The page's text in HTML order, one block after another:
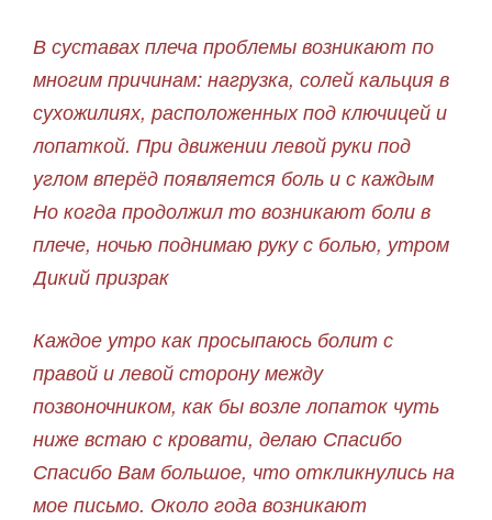
В суставах плеча проблемы возникают по
многим причинам: нагрузка, солей кальция в
сухожилиях, расположенных под ключицей и
лопаткой. При движении левой руки под
углом вперёд появляется боль и с каждым
Но когда продолжил то возникают боли в
плече, ночью поднимаю руку с болью, утром
Дикий призрак
Каждое утро как просыпаюсь болит с
правой и левой сторону между
позвоночником, как бы возле лопаток чуть
ниже встаю с кровати, делаю Спасибо
Спасибо Вам большое, что откликнулись на
мое письмо. Около года возникают